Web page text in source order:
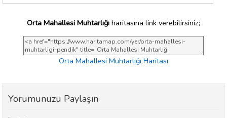
Orta Mahallesi Muhtarlığı haritasına link verebilirsiniz;
Orta Mahallesi Muhtarlığı Haritası
Yorumunuzu Paylaşın